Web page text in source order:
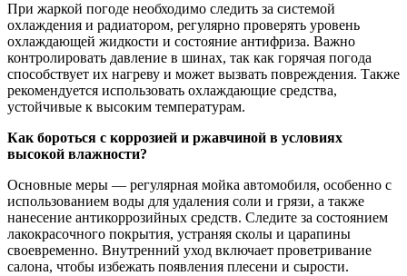
При жаркой погоде необходимо следить за системой
охлаждения и радиатором, регулярно проверять уровень
охлаждающей жидкости и состояние антифриза. Важно
контролировать давление в шинах, так как горячая погода
способствует их нагреву и может вызвать повреждения. Также
рекомендуется использовать охлаждающие средства,
устойчивые к высоким температурам.
Как бороться с коррозией и ржавчиной в условиях
высокой влажности?
Основные меры — регулярная мойка автомобиля, особенно с
использованием воды для удаления соли и грязи, а также
нанесение антикоррозийных средств. Следите за состоянием
лакокрасочного покрытия, устраняя сколы и царапины
своевременно. Внутренний уход включает проветривание
салона, чтобы избежать появления плесени и сырости.